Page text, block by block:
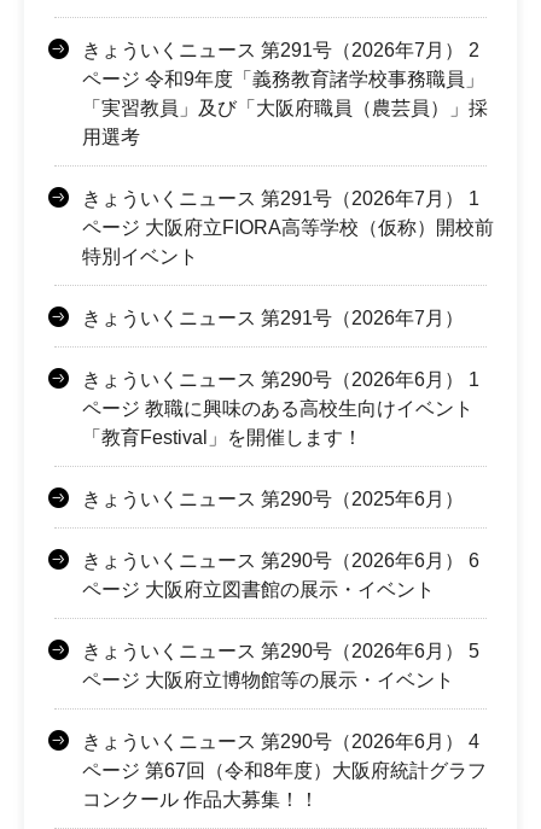
きょういくニュース 第291号（2026年7月） 2
ページ 令和9年度「義務教育諸学校事務職員」
「実習教員」及び「大阪府職員（農芸員）」採
用選考
きょういくニュース 第291号（2026年7月） 1
ページ 大阪府立FIORA高等学校（仮称）開校前
特別イベント
きょういくニュース 第291号（2026年7月）
きょういくニュース 第290号（2026年6月） 1
ページ 教職に興味のある高校生向けイベント
「教育Festival」を開催します！
きょういくニュース 第290号（2025年6月）
きょういくニュース 第290号（2026年6月） 6
ページ 大阪府立図書館の展示・イベント
きょういくニュース 第290号（2026年6月） 5
ページ 大阪府立博物館等の展示・イベント
きょういくニュース 第290号（2026年6月） 4
ページ 第67回（令和8年度）大阪府統計グラフ
コンクール 作品大募集！！